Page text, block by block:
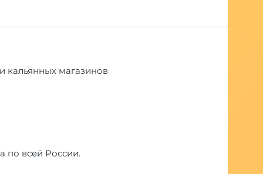
кальянных магазинов
по всей России.